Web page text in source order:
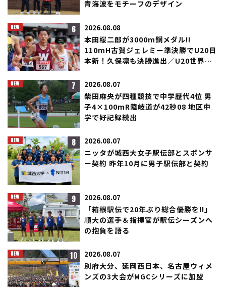
青海波をモチーフのデザイン
6 2026.08.08
本田桜二郎が3000m銅メダル!!
110mH古賀ジェレミー準決勝でU20日
本新！久保凛も決勝進出／U20世界選
7 2026.08.07
柴田麻央が四種競技で中学歴代4位 男
子4×100mR陸岐道が42秒08 地区中
学で好記録続出
8 2026.08.07
ニッタが城西大女子駅伝部とスポンサ
ー契約 昨年10月に男子駅伝部と契約
9 2026.08.07
「箱根駅伝で20年ぶり総合優勝を!!」
順大の選手＆指揮官が駅伝シーズンへ
の抱負を語る
10 2026.08.07
別府大分、延岡西日本、名古屋ウィメ
ンズの3大会がMGCシリーズに加盟